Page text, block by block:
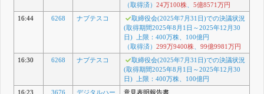
（取得済） 24万100株、 5億8571万円
16:44
6268 ナブテスコ
取締役会(2025年7月31日)での決議状況
(取得期間2025年8月1日～2025年12月30
日) 上限：400万株、100億円
（取得済） 299万9400株、 99億9981万円
16:30
6268 ナブテスコ
取締役会(2025年7月31日)での決議状況
(取得期間2025年8月1日～2025年12月30
日) 上限：400万株、100億円
16:23
3676
デジタルハー
意見表明報告書